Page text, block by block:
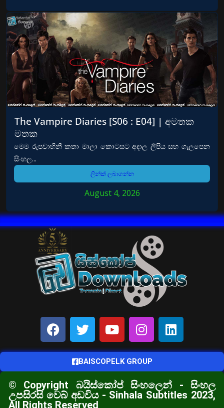
The Vampire Diaries [S06 : E04] | අමතක
මතක
මෙම රුපවාහිනී කතා මාලා කොටසට අදාල ලිපිය සහ ගැලපෙන
සිංහල...
ලින්ක් ලබාගන්න
August 4, 2026
BAISCOPELK GROUP
© Copyright බයිස්කෝප් සිංහලෙන් - සිංහල
උපසිරසි වෙබ් අඩවිය - Sinhala Subtitles 2023,
All Rights Reserved